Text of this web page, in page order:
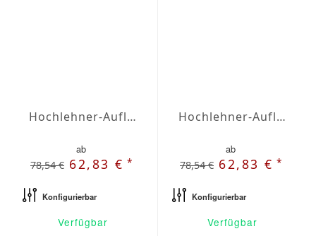
Hochlehner-Auflagen Agora Plains Mandarina
ab
78,54 € 62,83 €*
Konfigurierbar
Verfügbar
Hochlehner-Auflagen Agora Plains Marfil
ab
78,54 € 62,83 €*
Konfigurierbar
Verfügbar